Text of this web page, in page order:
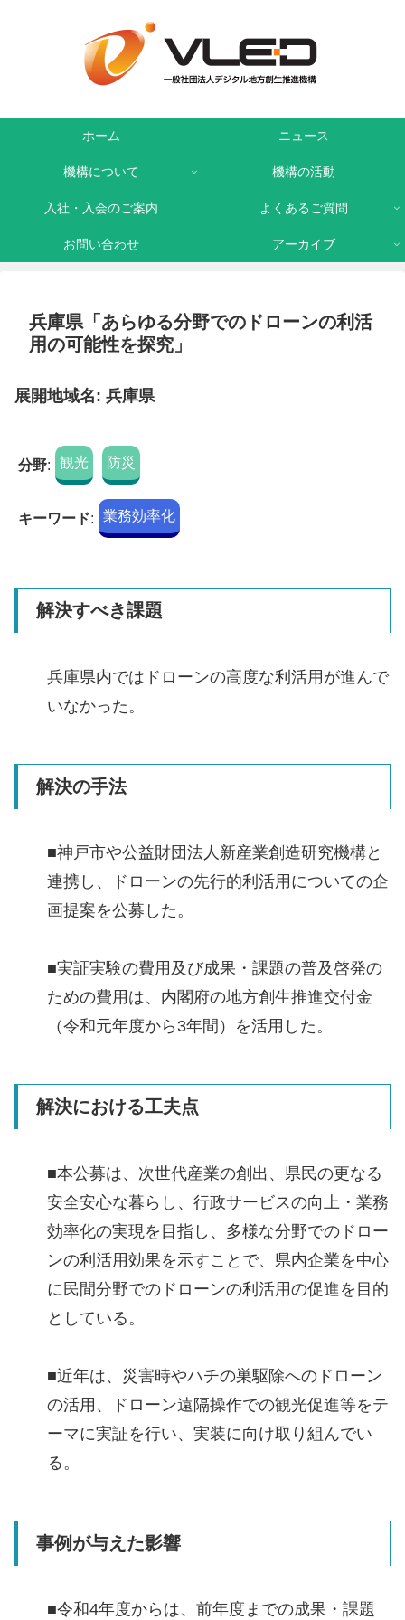
ホーム ニュース
機構について 機構の活動
入社・入会のご案内 よくあるご質問
お問い合わせ アーカイブ
兵庫県「あらゆる分野でのドローンの利活
用の可能性を探究」
展開地域名: 兵庫県
分野: 観光 防災
キーワード: 業務効率化
解決すべき課題
兵庫県内ではドローンの高度な利活用が進んで
いなかった。
解決の手法
■神戸市や公益財団法人新産業創造研究機構と
連携し、ドローンの先行的利活用についての企
画提案を公募した。
■実証実験の費用及び成果・課題の普及啓発の
ための費用は、内閣府の地方創生推進交付金
（令和元年度から3年間）を活用した。
解決における工夫点
■本公募は、次世代産業の創出、県民の更なる
安全安心な暮らし、行政サービスの向上・業務
効率化の実現を目指し、多様な分野でのドロー
ンの利活用効果を示すことで、県内企業を中心
に民間分野でのドローンの利活用の促進を目的
としている。
■近年は、災害時やハチの巣駆除へのドローン
の活用、ドローン遠隔操作での観光促進等をテ
ーマに実証を行い、実装に向け取り組んでい
る。
事例が与えた影響
■令和4年度からは、前年度までの成果・課題